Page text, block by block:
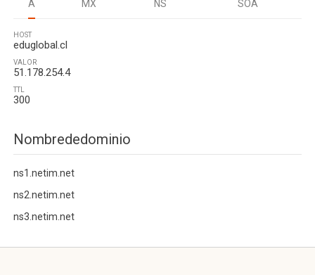
A MX NS SOA
HOST
eduglobal.cl
VALOR
51.178.254.4
TTL
300
Nombrededominio
ns1.netim.net
ns2.netim.net
ns3.netim.net